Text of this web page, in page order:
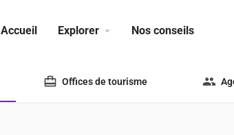
Accueil Explorer Nos conseils
Offices de tourisme